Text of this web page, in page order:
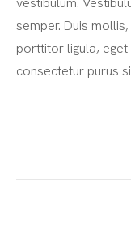
semper. Duis
porttitor ligula,
consectetur purus